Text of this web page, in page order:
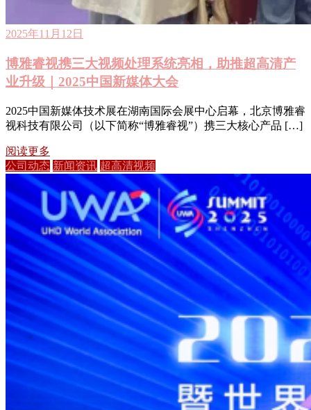
2025年11月12日
博雅睿视携三大视频处理系统亮相，助推超高清产
业升级｜2025中国新媒体大会
2025中国新媒体技术展在湖南国际会展中心启幕，北京博雅睿
视科技有限公司（以下简称“博雅睿视”）携三大核心产品 […]
阅读更多
公司动态 新闻资讯 超高清视频